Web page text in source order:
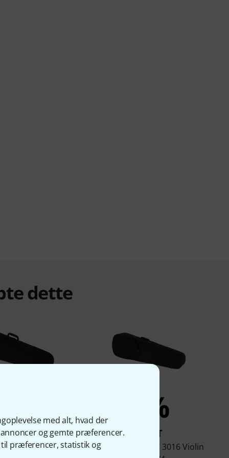
med alt, hvad der
og gemte præferencer.
til præferencer, statistik og
dette
KØBT
Case 4/4 BK/RD
5%
KØBT
Jakob Winter JWC 3016 Violin